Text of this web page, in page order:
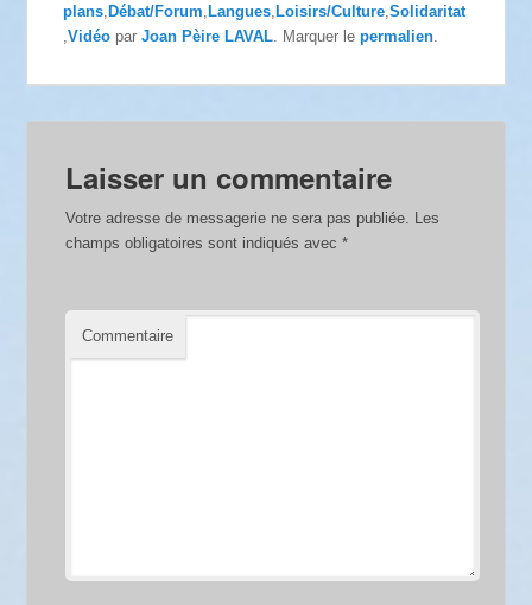
plans Débat/Forum Langues Loisirs/Culture ,Solidaritat
,Vidéo parJoan Pèire LAVAL . Marquer lepermalien
Laisser un commentaire
Votre adresse de messagerie ne sera pas publiée.
Les
champs obligatoires sont indiqués avec*
Commentaire